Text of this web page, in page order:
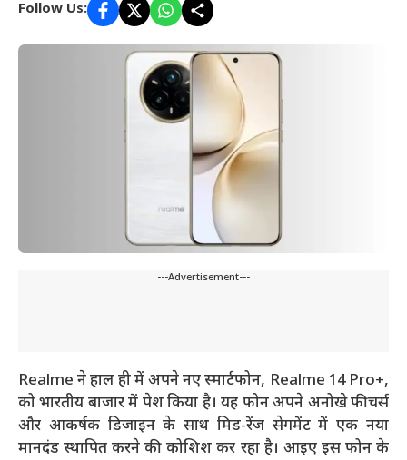
Follow Us:
---Advertisement---
Realme ने हाल ही में अपने नए स्मार्टफोन, Realme 14 Pro+,
को भारतीय बाजार में पेश किया है। यह फोन अपने अनोखे फीचर्स
और आकर्षक डिजाइन के साथ मिड-रेंज सेगमेंट में एक नया
मानदंड स्थापित करने की कोशिश कर रहा है। आइए इस फोन के